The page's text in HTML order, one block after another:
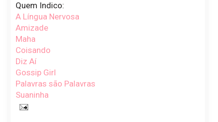
Quem Indico:
A Língua Nervosa
Amizade
Maha
Coisando
Diz Aí
Gossip Girl
Palavras são Palavras
Suaninha